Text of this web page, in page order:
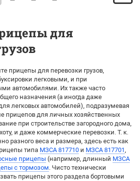
для
прицепы для перевозки грузов,
легковыми, и при
автомобилями. Их также часто
назначения (а иногда даже
легковых автомобилей), подразумевая
прицепов для личных хозяйственных
при строительстве загородного дома,
и даже коммерческие перевозки. Т. к.
разного веса и размера, здесь есть как
типа МЗСА 817710 и МЗСА 817701,
прицепы (например, длинный МЗСА
с тормозом. Чисто технически
прицепы этого раздела бортовыми